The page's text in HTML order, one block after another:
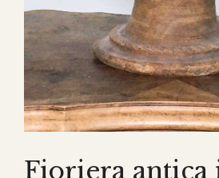
Fioriera antica